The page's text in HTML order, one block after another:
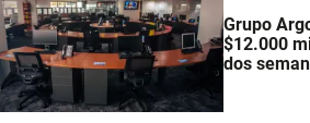
Grupo
$12.000
dos